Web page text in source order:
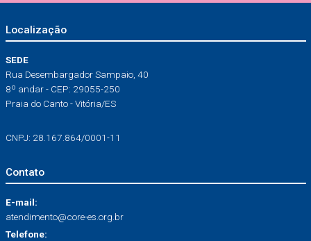
Localização
SEDE
Rua Desembargador Sampaio, 40
8º andar - CEP: 29055-250
Praia do Canto - Vitória/ES
CNPJ: 28.167.864/0001-11
Contato
E-mail:
atendimento@core-es.org.br
Telefone: